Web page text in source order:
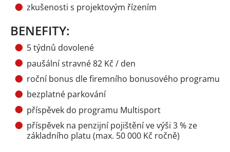
zkušenosti s projektovým řízením
BENEFITY:
5 týdnů dovolené
paušální stravné 82 Kč / den
roční bonus dle firemního bonusového programu
bezplatné parkování
příspěvek do programu Multisport
příspěvek na penzijní pojištění ve výši 3 % ze
základního platu (max. 50 000 Kč ročně)